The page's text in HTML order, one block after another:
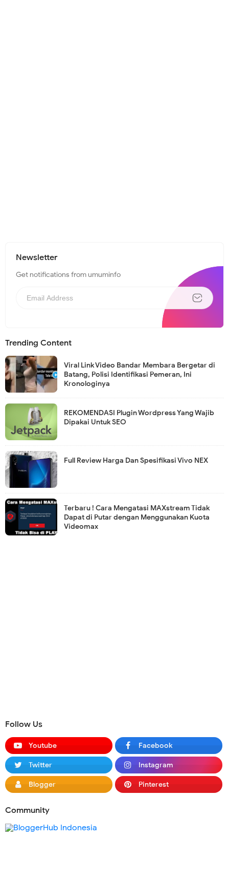
Newsletter
Get notifications from umuminfo
Trending Content
Viral Link Video Bandar Membara Bergetar di
Batang, Polisi Identifikasi Pemeran, Ini
Kronologinya
REKOMENDASI Plugin Wordpress Yang Wajib
Dipakai Untuk SEO
Full Review Harga Dan Spesifikasi Vivo NEX
Terbaru ! Cara Mengatasi MAXstream Tidak
Dapat di Putar dengan Menggunakan Kuota
Videomax
Follow Us
Youtube Facebook
Twitter Instagram
Blogger Pinterest
Community